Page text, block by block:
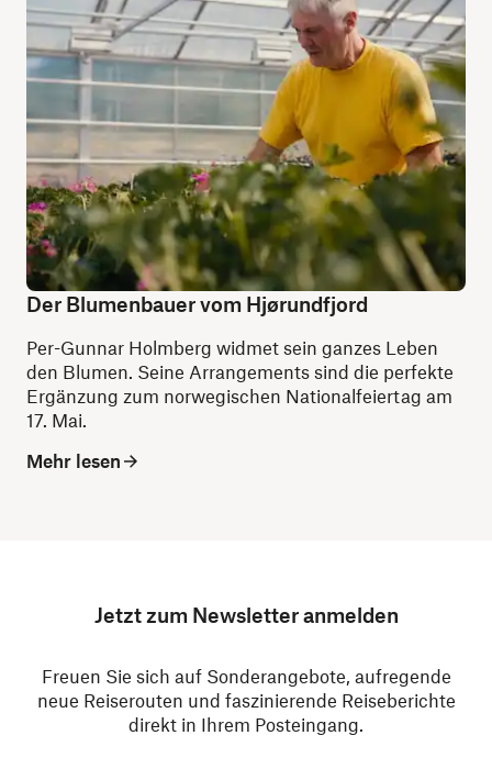
Der Blumenbauer vom Hjørundfjord
Per-Gunnar Holmberg widmet sein ganzes Leben
den Blumen. Seine Arrangements sind die perfekte
Ergänzung zum norwegischen Nationalfeiertag am
17. Mai.
Mehr lesen
Jetzt zum Newsletter anmelden
Freuen Sie sich auf Sonderangebote, aufregende
neue Reiserouten und faszinierende Reiseberichte
direkt in Ihrem Posteingang.